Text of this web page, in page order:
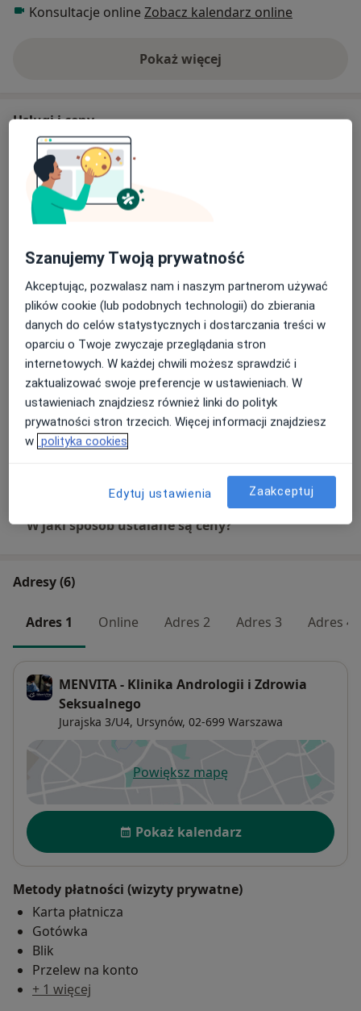
Konsultacje online Zobacz kalendarz online
Pokaż więcejo doświadczeniu
Usługi i ceny
Konsultacja urologiczna
Od 300 zł Szczegóły
Konsultacja online
Plastyka krótkiego wędzidełka
Od 2 500 zł Szczegóły
Plastyka napletka
Od 2 500 zł Szczegóły
Plastyka wędzidełka napletka
2 500 zł Szczegóły
W jaki sposób ustalane są ceny?
Adresy (6)
Adres 1 Online Adres 2 Adres 3 Adres 4
MENVITA - Klinika Andrologii i Zdrowia
Seksualnego
Jurajska 3/U4, Ursynów, 02-699 Warszawa
Powiększ mapęotwiera się w nowej karcie
Dostępność
Pokaż kalendarz
Metody płatności (wizyty prywatne)
Karta płatnicza
Gotówka
Blik
Przelew na konto
+ 1 więcej
Szanujemy Twoją prywatność
Akceptując, pozwalasz nam i naszym partnerom używać
plików cookie (lub podobnych technologii) do zbierania
danych do celów statystycznych i dostarczania treści w
oparciu o Twoje zwyczaje przeglądania stron
internetowych. W każdej chwili możesz sprawdzić i
zaktualizować swoje preferencje w ustawieniach. W
ustawieniach znajdziesz również linki do polityk
prywatności stron trzecich. Więcej informacji znajdziesz
w polityka cookies
Edytuj ustawienia Zaakceptuj